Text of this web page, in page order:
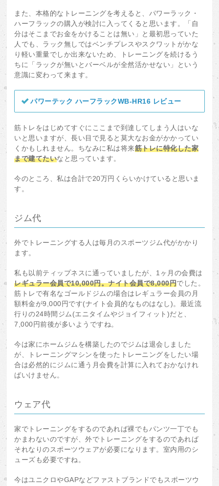
また、本格的なトレーニングを考えると、パワーラック・
ハーフラックの購入が検討に入ってくると思います。「自
分はそこまでお金をかけることは無い」と最初思っていた
人でも、ラック無しではベンチプレスやスクワットがかな
り軽い重量でしか出来ないため、トレーニングを続けるう
ちに「ラックが無いとバーベルが全然活かせない」という
意識に変わって来ます。
パワーテック ハーフラックWB-HR16 レビュー
筋トレをはじめてすぐにここまで到達してしまう人はいな
いと思いますが、長い目で見ると莫大なお金がかかってい
くかもしれません。ちなみに私は将来筋トレに特化した家
まで建てたいなと思っています。
今のところ、私は合計で20万円くらいかけていると思いま
す。
ジム代
外でトレーニングする人は毎月のスポーツジム代がかかり
ます。
私も以前ティップネスに通っていましたが、1ヶ月の会費は
レギュラー会員で10,000円。ナイト会員で8,000円でした。
筋トレで有名なゴールドジムの場合はレギュラー会員の月
額料金が9,000円です(ナイト会員的なものはなし)。最近流
行りの24時間ジム(エニタイムやジョイフィット)だと、
7,000円前後が多いようですね。
今は家にホームジムを構築したのでジムは退会しました
が、トレーニングマシンを使ったトレーニングをしたい場
合は必然的にジムに通う月会費を計算に入れておかなけれ
ばいけません。
ウェア代
家でトレーニングをするのであれば裸でもパンツ一丁でも
かまわないのですが、外でトレーニングをするのであれば
それなりのスポーツウェアが必要になります。室内用のシ
ューズも必要ですね。
今はユニクロやGAPなどファストブランドでもスポーツウ